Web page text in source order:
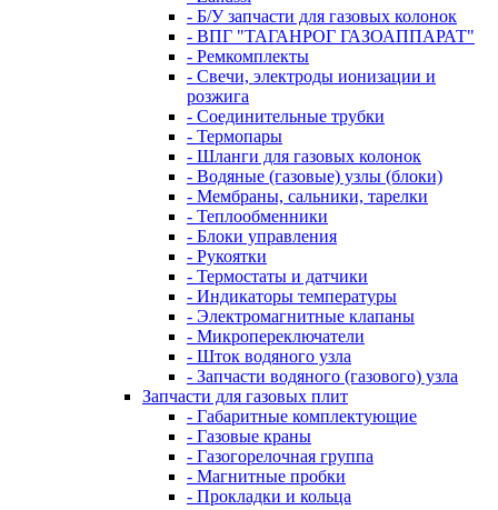
- Б/У запчасти для газовых колонок
- ВПГ "ТАГАНРОГ ГАЗОАППАРАТ"
- Ремкомплекты
- Свечи, электроды ионизации и
розжига
- Соединительные трубки
- Термопары
- Шланги для газовых колонок
- Водяные (газовые) узлы (блоки)
- Мембраны, сальники, тарелки
- Теплообменники
- Блоки управления
- Рукоятки
- Термостаты и датчики
- Индикаторы температуры
- Электромагнитные клапаны
- Микропереключатели
- Шток водяного узла
- Запчасти водяного (газового) узла
Запчасти для газовых плит
- Габаритные комплектующие
- Газовые краны
- Газогорелочная группа
- Магнитные пробки
- Прокладки и кольца